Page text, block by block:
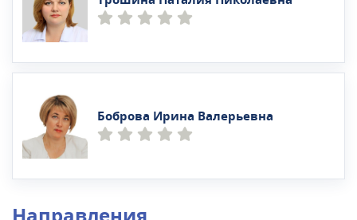
Боброва Ирина Валерьевна